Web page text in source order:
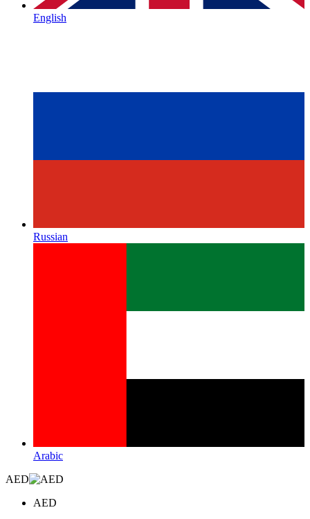
English
Russian
Arabic
AED
AED